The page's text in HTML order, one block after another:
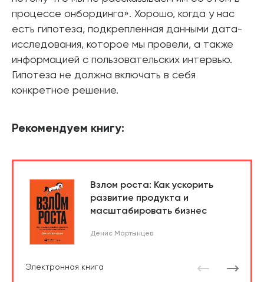
процессе онбординга». Хорошо, когда у нас
есть гипотеза, подкрепленная данными дата-
исследования, которое мы провели, а также
информацией с пользовательских интервью.
Гипотеза не должна включать в себя
конкретное решение.
Рекомендуем книгу:
Взлом роста: Как ускорить
развитие продукта и
масштабировать бизнес
Денис Мартынцев
Электронная книга